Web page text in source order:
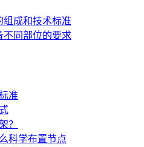
组成和技术标准
不同部位的要求
准
？
科学布置节点